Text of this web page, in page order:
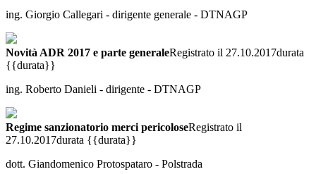
ing. Giorgio Callegari - dirigente generale - DTNAGP
Novità ADR 2017 e parte generaleRegistrato il 27.10.2017durata
{{durata}}
ing. Roberto Danieli - dirigente - DTNAGP
Regime sanzionatorio merci pericoloseRegistrato il
27.10.2017durata {{durata}}
dott. Giandomenico Protospataro - Polstrada